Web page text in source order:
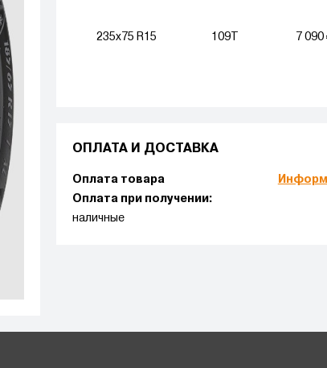
235x75 R15 109T 7 090
ОПЛАТА И ДОСТАВКА
Оплата товара
Оплата при получении:
наличные